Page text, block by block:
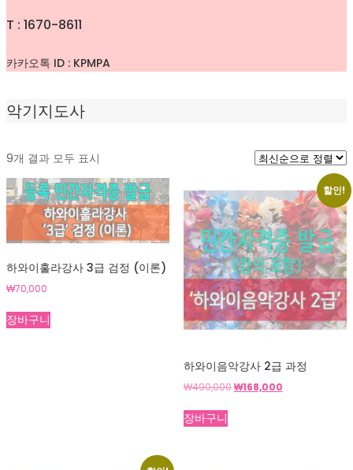
T : 1670-8611
카카오톡 ID : KPMPA
악기지도사
9개 결과 모두 표시
신
순
으
로
정
됨
하와이훌라강사 3급 검정 (이론)
₩70,000
장바구니
할인!
하와이음악강사 2급 과정
₩490,000원
₩168,000현
장바구니